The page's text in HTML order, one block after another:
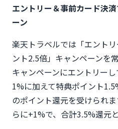
エントリー＆事前カード決
ーン
楽天トラベルでは「エント
ント2.5倍」キャンペーンを
キャンペーンにエントリー
1%に加えて特典ポイント
のポイント還元を受けられ
らに+1%で、合計3.5%還元